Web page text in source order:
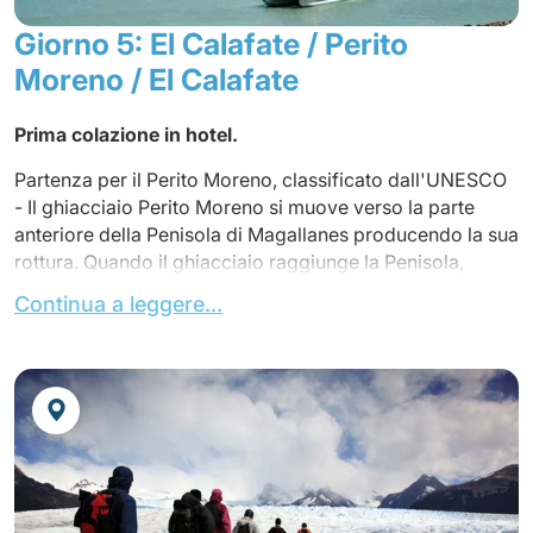
Trasferimento e installazione in hotel.
Cena non inclusa
similare (camera standard)
Giorno 5: El Calafate / Perito
Moreno / El Calafate
Prima colazione in hotel.
Partenza per il Perito Moreno, classificato dall'UNESCO
- Il ghiacciaio Perito Moreno si muove verso la parte
anteriore della Penisola di Magallanes producendo la sua
rottura. Quando il ghiacciaio raggiunge la Penisola,
forma una diga naturale di ghiaccio che blocca il flusso
dell'acqua dal braccio Rico alla barriera di Iceberg. Il
massa di ghiaccio fino a produrre piccole falle e la
caduta di pezzi di ghiaccio. Questi aumentano creando
un tunnel in cui l'acqua scorre verso il Lago Argentino.
Infine, il tunnel cade in un meraviglioso spettacolo che
separa il ghiacciaio Perito Moreno dalla penisola di
Magallanes. Osservazione del ghiacciaio più
Continua a leggere...